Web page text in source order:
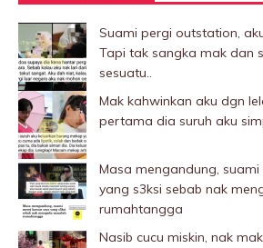
Suami pergi outstation,
Tapi tak sangka mak dan
sesuatu..
Mak kahwinkan aku dgn
pertama dia suruh aku
Masa mengandung,
yang s3ksi sebab nak
rumahtangga
Nasib cucu miskin, nak